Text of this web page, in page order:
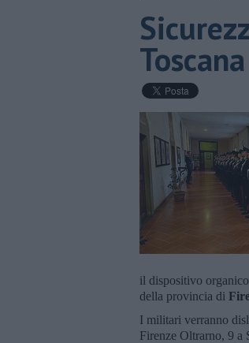
Toscana
il dispositivo
della provincia di
I militari verranno
Firenze Oltrarno, 9 a